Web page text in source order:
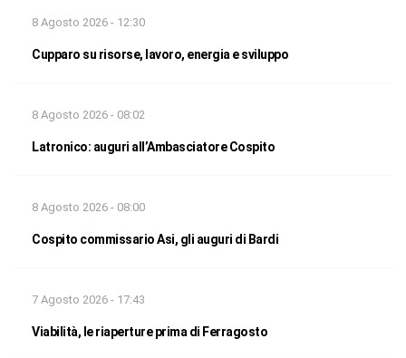
8 Agosto 2026 - 12:30
Cupparo su risorse, lavoro, energia e sviluppo
8 Agosto 2026 - 08:02
Latronico: auguri all’Ambasciatore Cospito
8 Agosto 2026 - 08:00
Cospito commissario Asi, gli auguri di Bardi
7 Agosto 2026 - 17:43
Viabilità, le riaperture prima di Ferragosto